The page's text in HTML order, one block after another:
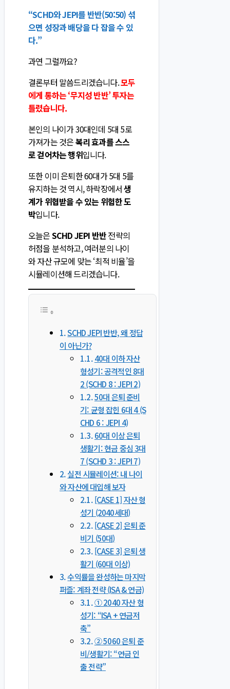
“SCHD와 JEPI를 반반(50:50) 섞
으면 성장과 배당을 다 잡을 수 있
다.”
과연 그럴까요?
결론부터 말씀드리겠습니다.모두
에게 통하는 ‘무지성 반반’ 투자는
틀렸습니다.
본인의 나이가 30대인데 5대 5로
가져가는 것은복리 효과를 스스
로 걷어차는 행위입니다.
또한 이미 은퇴한 60대가 5대 5를
유지하는 것 역시, 하락장에서생
계가 위협받을 수 있는 위험한 도
박입니다.
오늘은SCHD JEPI 반반전략의
허점을 분석하고, 여러분의 나이
와 자산 규모에 맞는 ‘최적 비율’을
시뮬레이션해 드리겠습니다.
SCHD JEPI 반반, 왜 정답
이 아닌가?
40대 이하 자산
형성기: 공격적인 8대
2 (SCHD 8 : JEPI 2)
50대 은퇴 준비
기: 균형 잡힌 6대 4 (S
CHD 6 : JEPI 4)
60대 이상 은퇴
생활기: 현금 중심 3대
7 (SCHD 3 : JEPI 7)
실전 시뮬레이션: 내 나이
와 자산에 대입해 보자
[CASE 1] 자산 형
성기 (2040세대)
[CASE 2] 은퇴 준
비기 (50대)
[CASE 3] 은퇴 생
활기 (60대 이상)
수익률을 완성하는 마지막
퍼즐: 계좌 전략 (ISA & 연금)
① 2040 자산 형
성기: “ISA + 연금저
축”
② 5060 은퇴 준
비/생활기: “연금 인
출 전략”